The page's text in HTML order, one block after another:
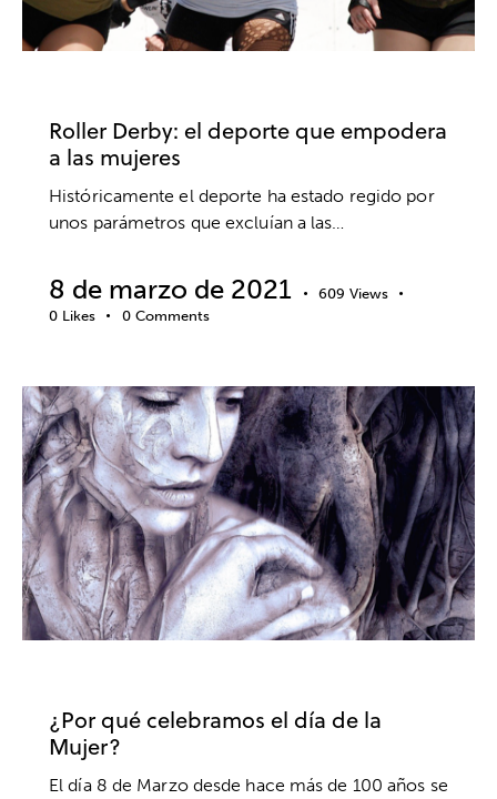
Roller Derby: el deporte que empodera
a las mujeres
Históricamente el deporte ha estado regido por
unos parámetros que excluían a las…
8 de marzo de 2021 609 Views
0 Likes 0 Comments
¿Por qué celebramos el día de la
Mujer?
El día 8 de Marzo desde hace más de 100 años se